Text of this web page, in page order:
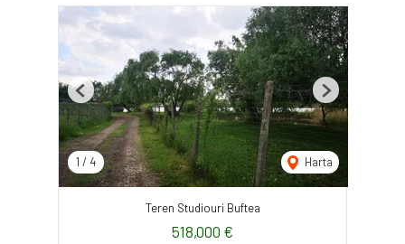
1 / 4 Harta
Previous Next
Teren Studiouri Buftea
518,000 €